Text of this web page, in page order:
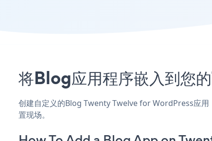
将Blog应用程序嵌入到您
创建自定义的Blog Twenty Twelve for WordPress应
置现场。